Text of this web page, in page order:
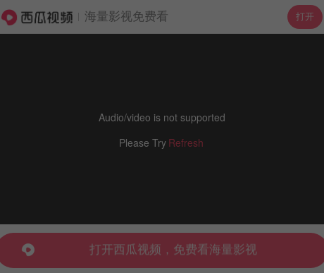
海量影视免费看 打开
Audio/video is not supported
Please Try Refresh